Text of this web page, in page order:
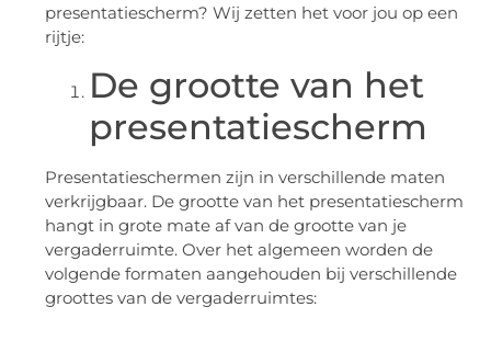
presentatiescherm? Wij zetten het voor jou op een
rijtje:
De grootte van het
presentatiescherm
Presentatieschermen zijn in verschillende maten
verkrijgbaar. De grootte van het presentatiescherm
hangt in grote mate af van de grootte van je
vergaderruimte. Over het algemeen worden de
volgende formaten aangehouden bij verschillende
groottes van de vergaderruimtes: